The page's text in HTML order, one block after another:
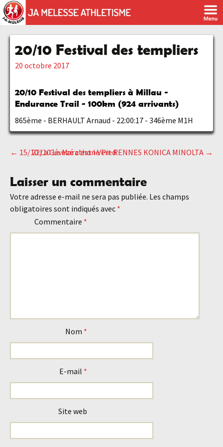
20/10 Festival des templiers
20 octobre 2017
20/10 Festival des templiers à Millau -
Endurance Trail - 100km (924 arrivants)
865ème - BERHAULT Arnaud - 22:00:17 - 346ème M1H
Navigation
des
articles
← 15/10 La Gévezé c'est le Pied
22/10 Le Marathon Vert RENNES KONICA MINOLTA →
Laisser un commentaire
Votre adresse e-mail ne sera pas publiée. Les champs
obligatoires sont indiqués avec *
Commentaire *
Nom *
E-mail *
Site web